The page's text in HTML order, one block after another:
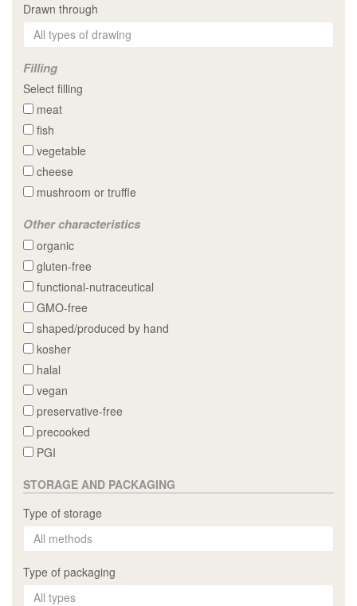
Drawn through
Filling
Select filling
meat
fish
vegetable
cheese
mushroom or truffle
Other characteristics
organic
gluten-free
functional-nutraceutical
GMO-free
shaped/produced by hand
kosher
halal
vegan
preservative-free
precooked
PGI
STORAGE AND PACKAGING
Type of storage
Type of packaging